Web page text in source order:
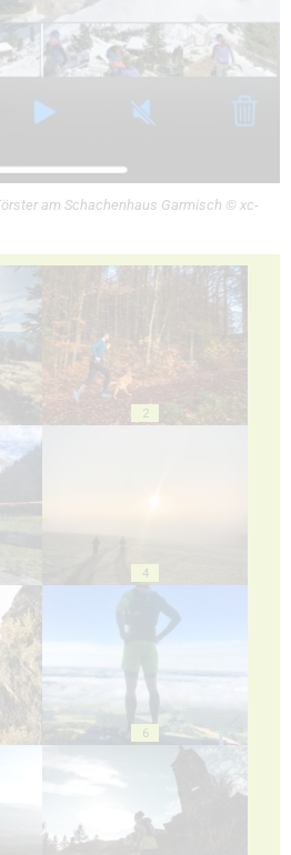
am Schachenhaus Garmisch © xc-
2
4
6